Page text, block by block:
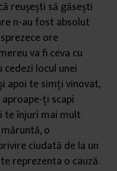
reușești să găsești
n-au fost absolut
ore
va fi ceva cu
locul unei
apoi te simți vinovat,
ți scapi
te înjuri mai mult
o
ciudată de la un
reprezenta o cauză.